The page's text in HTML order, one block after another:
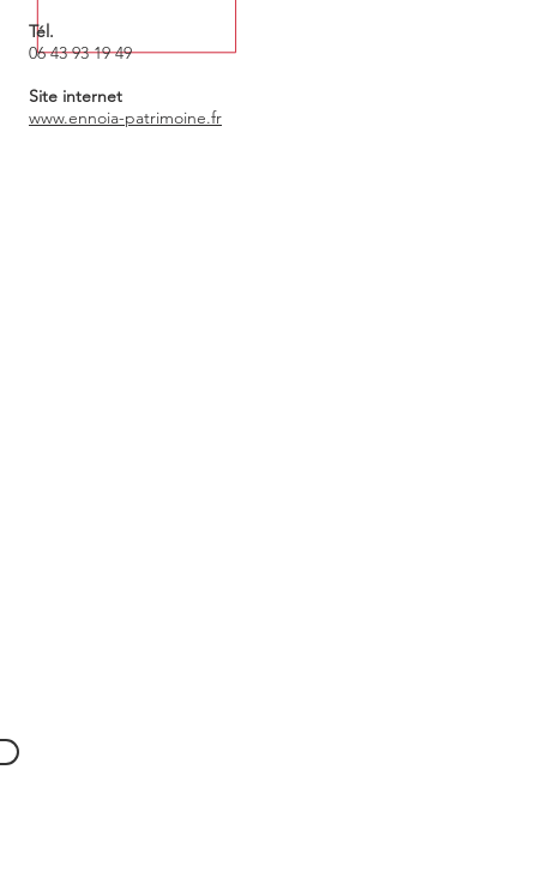
Tél.
06 43 93 19 49
Site internet
www.ennoia-patrimoine.fr